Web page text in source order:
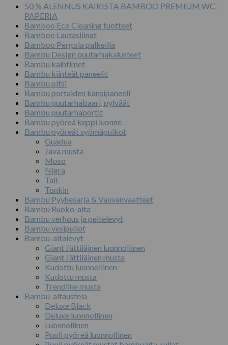
50 % ALENNUS KAIKISTA BAMBOO PREMIUM WC-
PAPERIA
Bamboo Eco Cleaning tuotteet
Bamboo Lautasliinat
Bamboo Pergola palkeilla
Bambu Design puutarhakalusteet
Bambu kaihtimet
Bambu kiinteät paneelit
Bambu pitsi
Bambu portaiden kansipaneeli
Bambu puutarhabaari, pylväät
Bambu puutarhaportit
Bambu pyöreä keppi luonne
Bambu pyöreät syömäpuikot
Guadua
Java musta
Moso
Nigra
Tali
Tonkin
Bambu Pyyhesarja & Vauvanvaatteet
Bambu Ruoko-aita
Bambu verhous ja peitelevyt
Bambu vesipullot
Bambu-aitalevyt
Giant Jättiläinen luonnollinen
Giant Jättiläinen musta
Kudottu luonnollinen
Kudottu musta
Trendline musta
Bambu-aitaustela
Deluxe Black
Deluxe luonnollinen
Luonnollinen
Puoli pyöreä luonnollinen